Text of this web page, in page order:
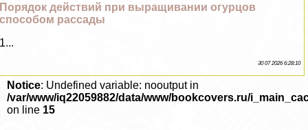
Порядок действий при выращивании огурцов
способом рассады
1...
30 07 2026 6:28:10
Notice: Undefined variable: nooutput in
/var/www/iq22059882/data/www/bookcovers.ru/
on line 15